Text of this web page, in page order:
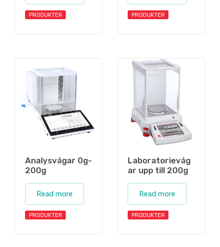
PRODUKTER PRODUKTER
Analysvågar 0g-
200g
Read more
PRODUKTER
Laboratorievåg
ar upp till 200g
Read more
PRODUKTER